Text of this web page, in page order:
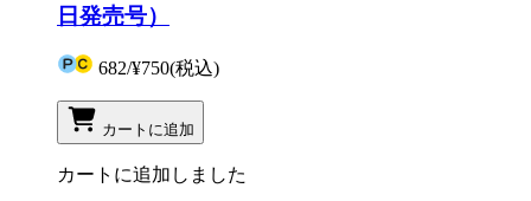
日発売号）
682/¥750(税込)
カートに追加
カートに追加しました